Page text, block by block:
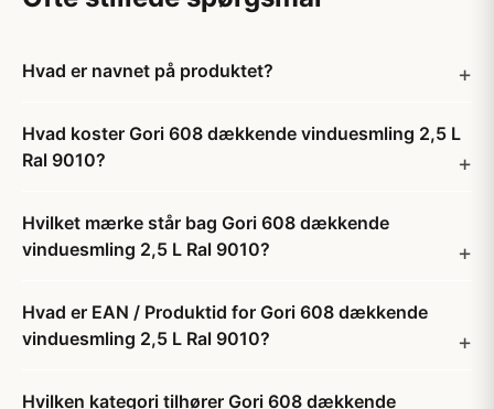
Hvad er navnet på produktet?
Hvad koster Gori 608 dækkende vinduesmling 2,5 L
Ral 9010?
Hvilket mærke står bag Gori 608 dækkende
vinduesmling 2,5 L Ral 9010?
Hvad er EAN / Produktid for Gori 608 dækkende
vinduesmling 2,5 L Ral 9010?
Hvilken kategori tilhører Gori 608 dækkende